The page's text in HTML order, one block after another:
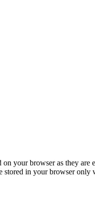
your browser as they are
stored in your browser only